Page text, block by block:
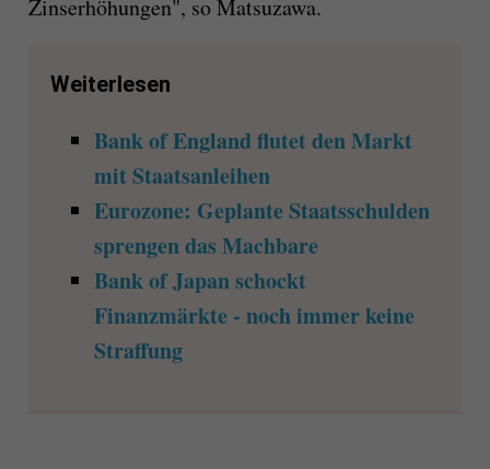
Zinserhöhungen", so Matsuzawa.
Weiterlesen
Bank of England flutet den Markt
mit Staatsanleihen
Eurozone: Geplante Staatsschulden
sprengen das Machbare
Bank of Japan schockt
Finanzmärkte - noch immer keine
Straffung